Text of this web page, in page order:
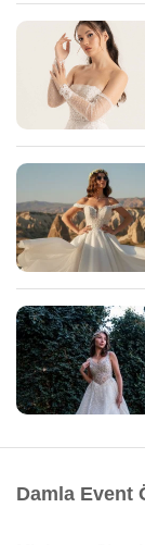
Damla Event